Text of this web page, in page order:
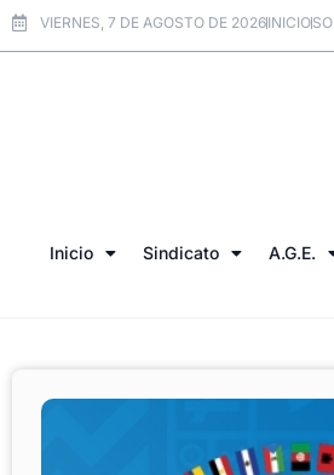
VIERNES, 7 DE AGOSTO DE 2026INICIO
Inicio Sindicato A.G.E.